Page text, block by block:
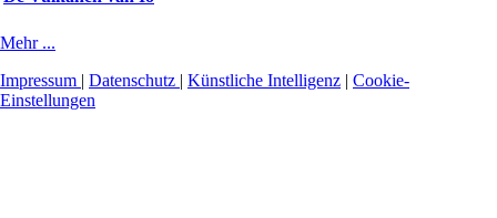
Mehr ...
Impressum | Datenschutz | Künstliche Intelligenz | Cookie-
Einstellungen